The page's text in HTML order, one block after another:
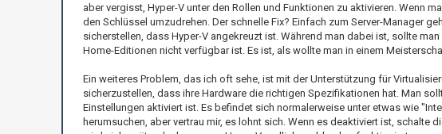
aber vergisst, Hyper-V unter den Rollen und Funktionen zu aktivieren. Wenn
den Schlüssel umzudrehen. Der schnelle Fix? Einfach zum Server-Manager
sicherstellen, dass Hyper-V angekreuzt ist. Während man dabei ist, sollte
Home-Editionen nicht verfügbar ist. Es ist, als wollte man in einem
Ein weiteres Problem, das ich oft sehe, ist mit der Unterstützung für
sicherzustellen, dass ihre Hardware die richtigen Spezifikationen hat. Man
Einstellungen aktiviert ist. Es befindet sich normalerweise unter etwas wie
herumsuchen, aber vertrau mir, es lohnt sich. Wenn es deaktiviert ist, schalte